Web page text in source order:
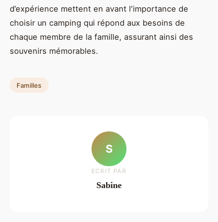
d’expérience mettent en avant l'importance de
choisir un camping qui répond aux besoins de
chaque membre de la famille, assurant ainsi des
souvenirs mémorables.
Familles
S
ECRIT PAR
Sabine